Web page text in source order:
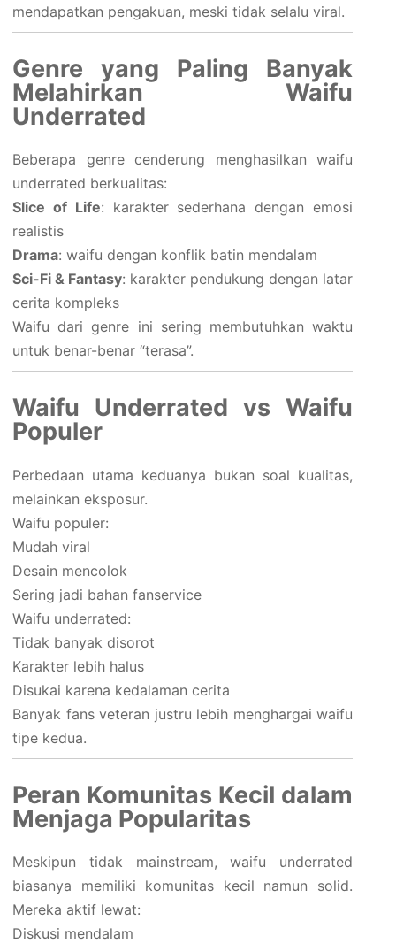
mendapatkan pengakuan, meski tidak selalu viral.
Genre yang Paling Banyak
Melahirkan Waifu
Underrated
Beberapa genre cenderung menghasilkan waifu
underrated berkualitas:
Slice of Life: karakter sederhana dengan emosi
realistis
Drama: waifu dengan konflik batin mendalam
Sci-Fi & Fantasy: karakter pendukung dengan latar
cerita kompleks
Waifu dari genre ini sering membutuhkan waktu
untuk benar-benar “terasa”.
Waifu Underrated vs Waifu
Populer
Perbedaan utama keduanya bukan soal kualitas,
melainkan eksposur.
Waifu populer:
Mudah viral
Desain mencolok
Sering jadi bahan fanservice
Waifu underrated:
Tidak banyak disorot
Karakter lebih halus
Disukai karena kedalaman cerita
Banyak fans veteran justru lebih menghargai waifu
tipe kedua.
Peran Komunitas Kecil dalam
Menjaga Popularitas
Meskipun tidak mainstream, waifu underrated
biasanya memiliki komunitas kecil namun solid.
Mereka aktif lewat:
Diskusi mendalam